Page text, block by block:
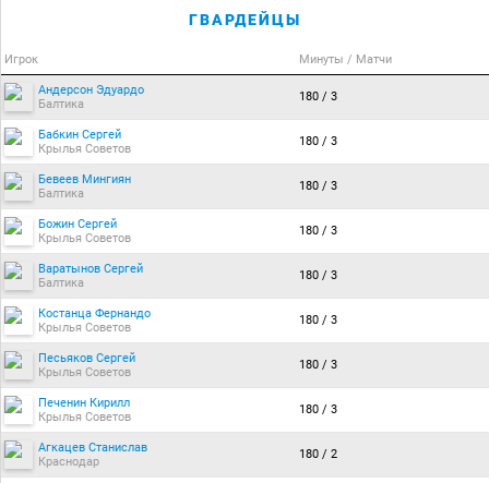
ГВАРДЕЙЦЫ
Игрок Минуты / Матчи
Андерсон Эдуардо
Балтика
180 / 3
Бабкин Сергей
Крылья Советов
180 / 3
Бевеев Мингиян
Балтика
180 / 3
Божин Сергей
Крылья Советов
180 / 3
Варатынов Сергей
Балтика
180 / 3
Костанца Фернандо
Крылья Советов
180 / 3
Песьяков Сергей
Крылья Советов
180 / 3
Печенин Кирилл
Крылья Советов
180 / 3
Агкацев Станислав
Краснодар
180 / 2